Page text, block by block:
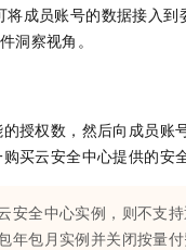
将成员账号的数据接入
洞察视角。
授权数，然后向成员
买云安全中心提供的安
安全中心实例，则不支
年包月实例并关闭按量付
务平台百炼-应用模版
化地构建企业级 Agent
能平台 PAI
系统
销